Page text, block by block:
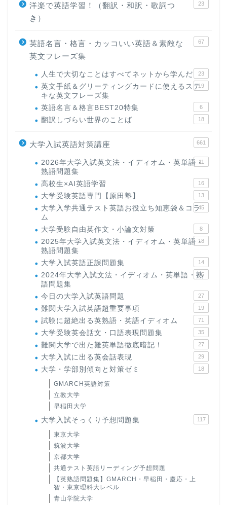
洋楽で英語学習！（翻訳・和訳・歌詞つ
き）
23
英語名言・格言・カッコいい英語＆素敵な
英文フレーズ集
67
人生で大切なことはすべてネットから学んだ 23
英文手紙＆グリーティングカードに使えるステ
キな英文フレーズ集
19
英語名言＆格言BEST20特集 6
翻訳しづらい世界のことば 18
大学入試英語対策講座 661
2026年大学入試英文法・イディオム・英単語・
熟語問題集
11
高校生×AI英語学習 16
大学受験英語専門【原田塾】 13
大学入学共通テスト英語お役立ち知恵袋＆コラ
ム
45
大学受験自由英作文・小論文対策 8
2025年大学入試英文法・イディオム・英単語・
熟語問題集
18
大学入試英語正誤問題集 14
2024年大学入試文法・イディオム・英単語・熟
語問題集
15
今日の大学入試英語問題 27
難関大学入試英語超重要事項 19
試験に超絶出る英熟語・英語イディオム 71
大学受験英会話文・口語表現問題集 35
難関大学で出た難英単語徹底暗記！ 27
大学入試に出る英会話表現 29
大学・学部別傾向と対策ゼミ 18
GMARCH英語対策
立教大学
早稲田大学
大学入試そっくり予想問題集 117
東京大学
筑波大学
京都大学
共通テスト英語リーディング予想問題
【英熟語問題集】GMARCH・早稲田・慶応・上
智・東京理科大レベル
青山学院大学